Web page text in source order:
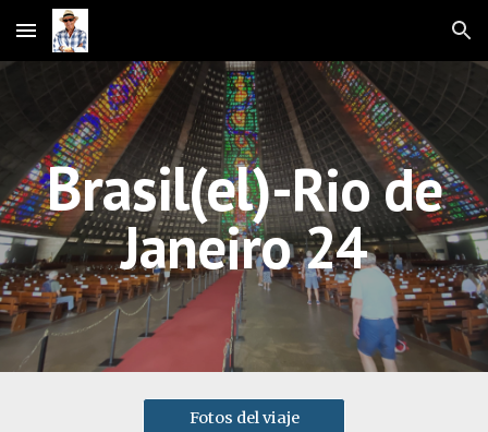
Skip to main content Skip to navigation
Brasil(el)-Rio de
Janeiro 24
Fotos del viaje